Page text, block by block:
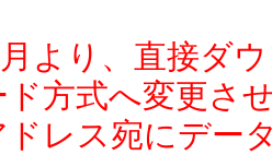
より、直接ダ
ド方式へ変更さ
ドレス宛にデー